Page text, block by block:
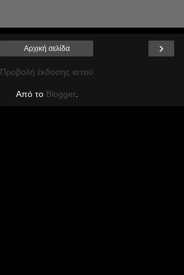
›
Αρχική σελίδα
Προβολή έκδοσης ιστού
Από το Blogger.